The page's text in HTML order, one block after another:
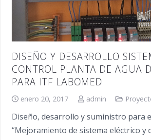
DISEÑO Y DESARROLLO
CONTROL PLANTA DE AGUA
PARA ITF LABOMED
enero 20, 2017 admin
Diseño, desarrollo y suministro para
“Mejoramiento de sistema eléctrico y